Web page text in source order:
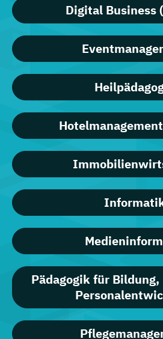
Digital Business
Pädagogik für